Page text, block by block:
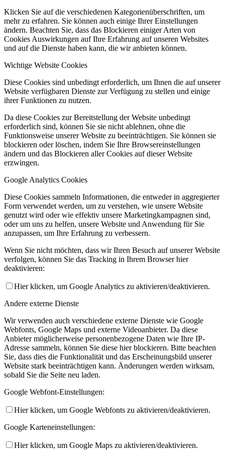
Klicken Sie auf die verschiedenen Kategorienüberschriften, um
mehr zu erfahren. Sie können auch einige Ihrer Einstellungen
ändern. Beachten Sie, dass das Blockieren einiger Arten von
Cookies Auswirkungen auf Ihre Erfahrung auf unseren Websites
und auf die Dienste haben kann, die wir anbieten können.
Wichtige Website Cookies
Diese Cookies sind unbedingt erforderlich, um Ihnen die auf unserer
Website verfügbaren Dienste zur Verfügung zu stellen und einige
ihrer Funktionen zu nutzen.
Da diese Cookies zur Bereitstellung der Website unbedingt
erforderlich sind, können Sie sie nicht ablehnen, ohne die
Funktionsweise unserer Website zu beeinträchtigen. Sie können sie
blockieren oder löschen, indem Sie Ihre Browsereinstellungen
ändern und das Blockieren aller Cookies auf dieser Website
erzwingen.
Google Analytics Cookies
Diese Cookies sammeln Informationen, die entweder in aggregierter
Form verwendet werden, um zu verstehen, wie unsere Website
genutzt wird oder wie effektiv unsere Marketingkampagnen sind,
oder um uns zu helfen, unsere Website und Anwendung für Sie
anzupassen, um Ihre Erfahrung zu verbessern.
Wenn Sie nicht möchten, dass wir Ihren Besuch auf unserer Website
verfolgen, können Sie das Tracking in Ihrem Browser hier
deaktivieren:
Hier klicken, um Google Analytics zu aktivieren/deaktivieren.
Andere externe Dienste
Wir verwenden auch verschiedene externe Dienste wie Google
Webfonts, Google Maps und externe Videoanbieter. Da diese
Anbieter möglicherweise personenbezogene Daten wie Ihre IP-
Adresse sammeln, können Sie diese hier blockieren. Bitte beachten
Sie, dass dies die Funktionalität und das Erscheinungsbild unserer
Website stark beeinträchtigen kann. Änderungen werden wirksam,
sobald Sie die Seite neu laden.
Google Webfont-Einstellungen:
Hier klicken, um Google Webfonts zu aktivieren/deaktivieren.
Google Karteneinstellungen:
Hier klicken, um Google Maps zu aktivieren/deaktivieren.